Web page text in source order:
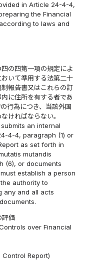
in Article 24-4-4,
the Financial
to laws and
の四第一項の規定によ
いて準用する法第二十
報告書又はこれらの訂
に住所を有する者であ
行為につき、当該外国
ければならない。
an internal
4-4, paragraph (1) or
as set forth in
mutandis
(6), or documents
establish a person
authority to
any and all acts
価
over Financial
Report)